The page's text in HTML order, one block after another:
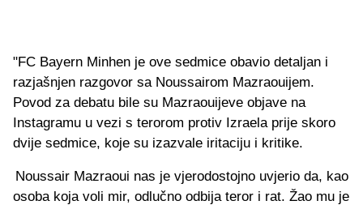
"FC Bayern Minhen je ove sedmice obavio detaljan i
razjašnjen razgovor sa Noussairom Mazraouijem.
Povod za debatu bile su Mazraouijeve objave na
Instagramu u vezi s terorom protiv Izraela prije skoro
dvije sedmice, koje su izazvale iritaciju i kritike.
Noussair Mazraoui nas je vjerodostojno uvjerio da, kao
osoba koja voli mir, odlučno odbija teror i rat. Žao mu je